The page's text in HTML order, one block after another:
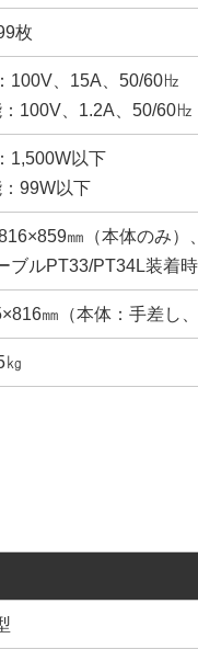
枚
100V、15A、50/60㎐
100V、1.2A、50/60㎐
1,500W以下
99W以下
㎜（本体のみ）
ブルPT33/PT34L装着時
㎜（本体：手差し
㎏